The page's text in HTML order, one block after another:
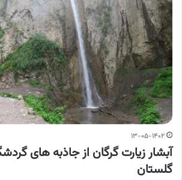
۱۳-۰۵-۱۴۰۲
آبشار زیارت گرگان از جاذبه های
گلستان